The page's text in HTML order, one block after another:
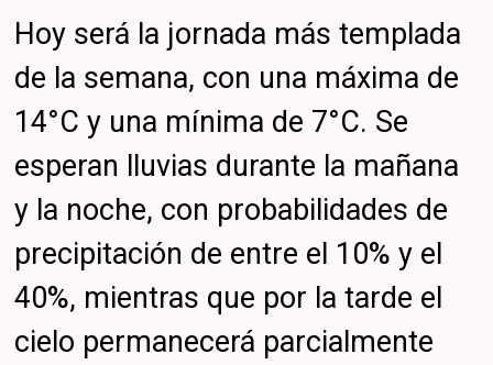
Hoy será la jornada más templada
de la semana, con una máxima de
14°C y una mínima de 7°C. Se
esperan lluvias durante la mañana
y la noche, con probabilidades de
precipitación de entre el 10% y el
40%, mientras que por la tarde el
cielo permanecerá parcialmente